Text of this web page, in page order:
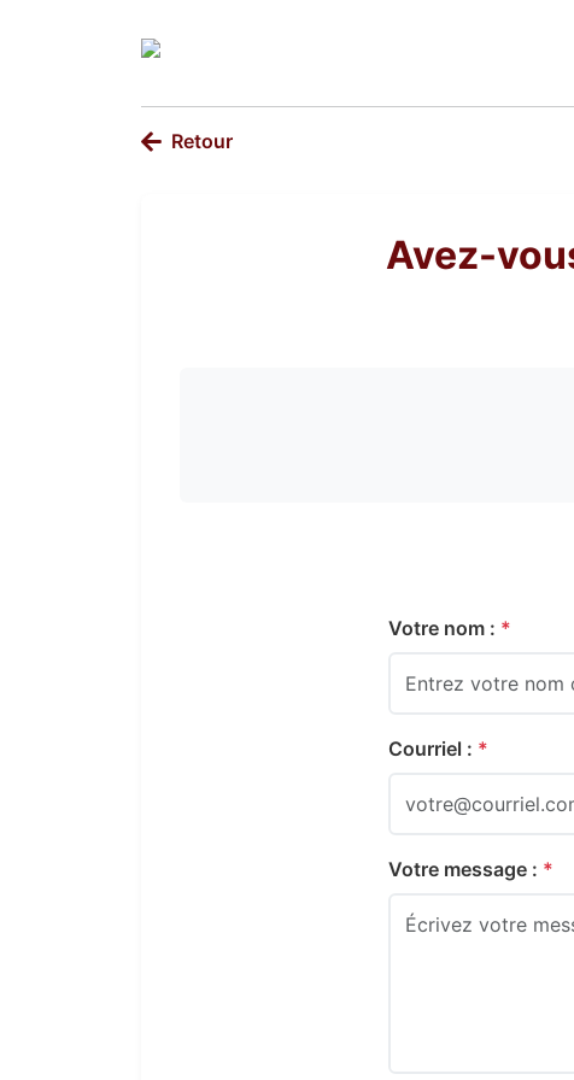
Retour
Avez-
Votre nom : *
Courriel : *
Votre message : *